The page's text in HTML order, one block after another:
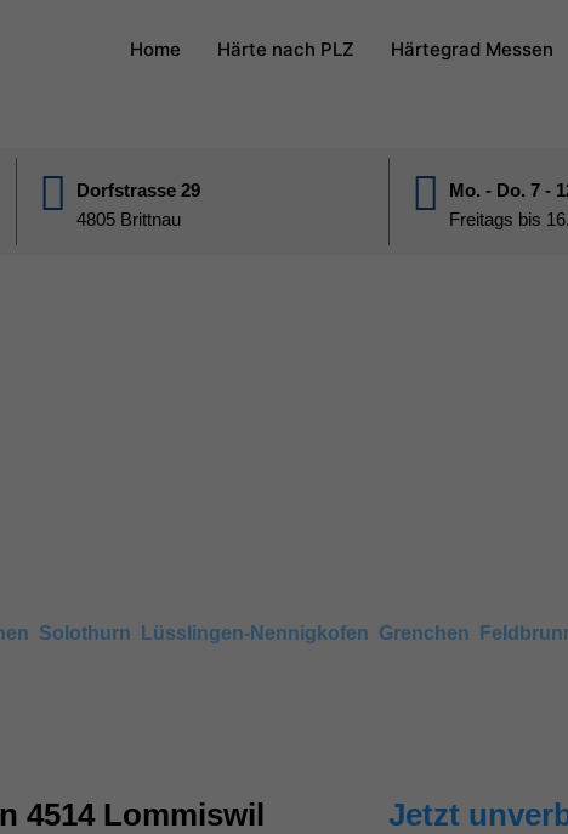
Home Härte nach PLZ Härtegrad Messen
Dorfstrasse 29
4805 Brittnau
Mo. - Do. 7 -
Freitags bis
Solothurn Lüsslingen-Nennigkofen Grenchen
4514 Lommiswil
Jetzt